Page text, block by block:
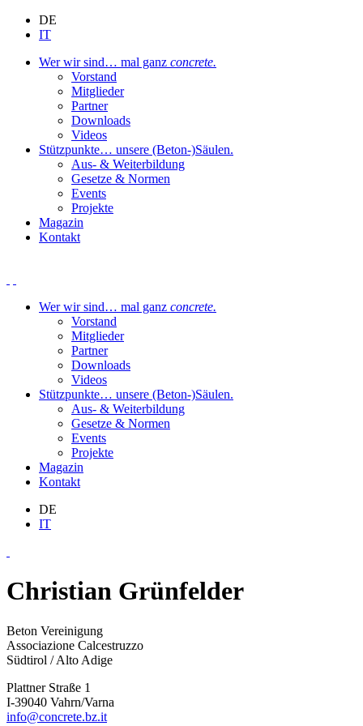
DE
IT
Wer wir sind… mal ganz concrete.
Vorstand
Mitglieder
Partner
Downloads
Videos
Stützpunkte… unsere (Beton-)Säulen.
Aus- & Weiterbildung
Gesetze & Normen
Events
Projekte
Magazin
Kontakt
Wer wir sind… mal ganz concrete.
Vorstand
Mitglieder
Partner
Downloads
Videos
Stützpunkte… unsere (Beton-)Säulen.
Aus- & Weiterbildung
Gesetze & Normen
Events
Projekte
Magazin
Kontakt
DE
IT
Christian Grünfelder
Beton Vereinigung
Associazione Calcestruzzo
Südtirol / Alto Adige
Plattner Straße 1
I-39040 Vahrn/Varna
info@concrete.bz.it